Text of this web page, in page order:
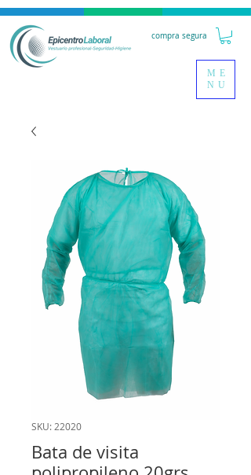
compra segura
ME
NU
SKU: 22020
Bata de visita